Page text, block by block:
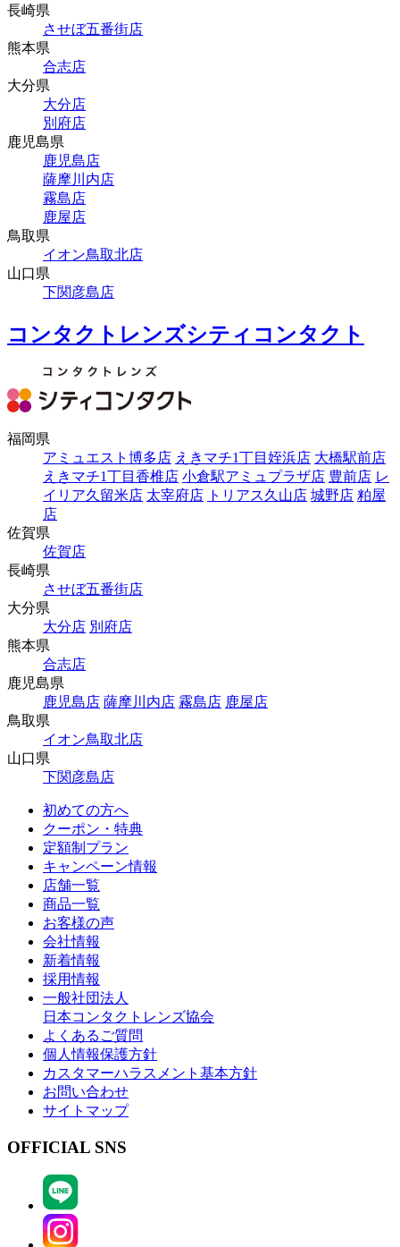
長崎県
させぼ五番街店
熊本県
合志店
大分県
大分店
別府店
鹿児島県
鹿児島店
薩摩川内店
霧島店
鹿屋店
鳥取県
イオン鳥取北店
山口県
下関彦島店
コンタクトレンズシティコンタクト
福岡県
アミュエスト博多店 えきマチ1丁目姪浜店 大橋駅前店
えきマチ1丁目香椎店 小倉駅アミュプラザ店 豊前店 レ
イリア久留米店 太宰府店 トリアス久山店 城野店 粕屋
店
佐賀県
佐賀店
長崎県
させぼ五番街店
大分県
大分店 別府店
熊本県
合志店
鹿児島県
鹿児島店 薩摩川内店 霧島店 鹿屋店
鳥取県
イオン鳥取北店
山口県
下関彦島店
初めての方へ
クーポン・特典
定額制プラン
キャンペーン情報
店舗一覧
商品一覧
お客様の声
会社情報
新着情報
採用情報
一般社団法人
日本コンタクトレンズ協会
よくあるご質問
個人情報保護方針
カスタマーハラスメント基本方針
お問い合わせ
サイトマップ
OFFICIAL SNS